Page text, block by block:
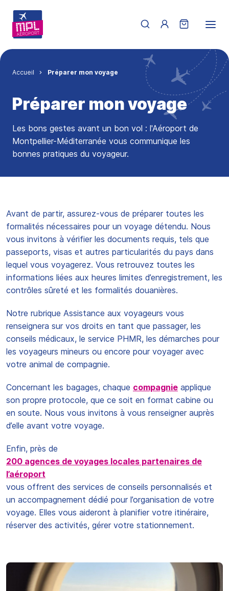
Fil d'Ariane
Accueil Préparer mon voyage
Préparer mon voyage
Les bons gestes avant un bon vol : l'Aéroport de
Montpellier-Méditerranée vous communique les
bonnes pratiques du voyageur.
Avant de partir, assurez-vous de préparer toutes les
formalités nécessaires pour un voyage détendu. Nous
vous invitons à vérifier les documents requis, tels que
passeports, visas et autres particularités du pays dans
lequel vous voyagerez. Vous retrouvez toutes les
informations liées aux heures limites d’enregistrement, les
contrôles sûreté et les formalités douanières.
Notre rubrique Assistance aux voyageurs vous
renseignera sur vos droits en tant que passager, les
conseils médicaux, le service PHMR, les démarches pour
les voyageurs mineurs ou encore pour voyager avec
votre animal de compagnie.
Concernant les bagages, chaque compagnie applique
son propre protocole, que ce soit en format cabine ou
en soute. Nous vous invitons à vous renseigner auprès
d’elle avant votre voyage.
Enfin, près de
200 agences de voyages locales partenaires de
l’aéroport
vous offrent des services de conseils personnalisés et
un accompagnement dédié pour l’organisation de votre
voyage. Elles vous aideront à planifier votre itinéraire,
réserver des activités, gérer votre stationnement.